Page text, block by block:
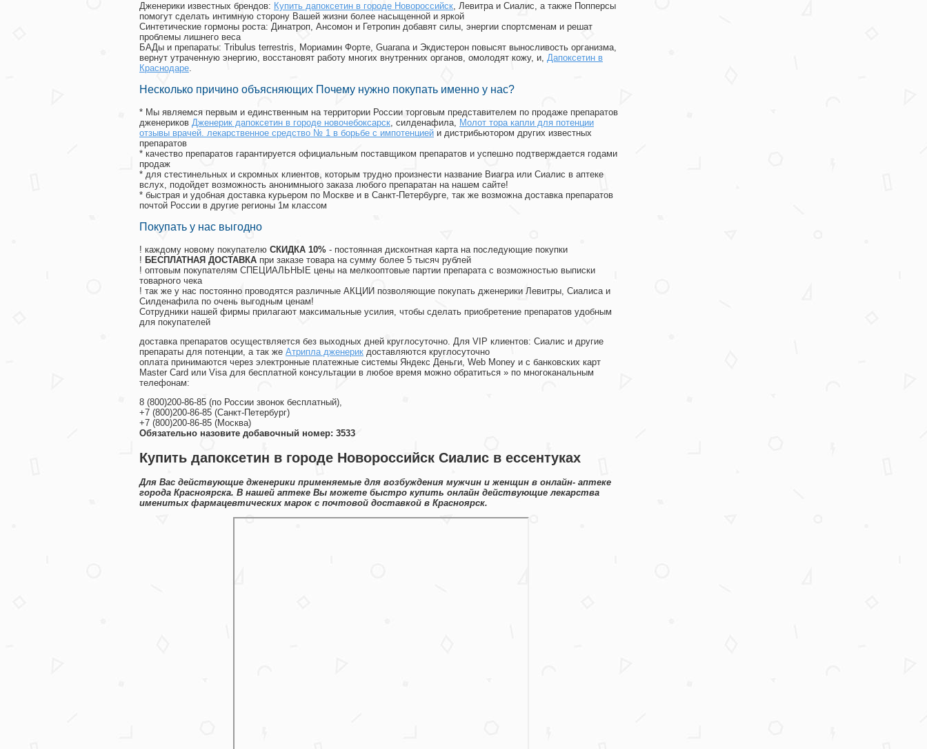
Дженерики известных брендов: Купить дапоксетин в городе Новороссийск, Левитра и Сиалис, а также Попперсы
помогут сделать интимную сторону Вашей жизни более насыщенной и яркой
Синтетические гормоны роста: Динатроп, Ансомон и Гетропин добавят силы, энергии спортсменам и решат
проблемы лишнего веса
БАДы и препараты: Tribulus terrestris, Мориамин Форте, Guarana и Экдистерон повысят выносливость организма,
вернут утраченную энергию, восстановят работу многих внутренних органов, омолодят кожу, и, Дапоксетин в
Краснодаре.
Несколько причино объясняющих Почему нужно покупать именно у нас?
* Мы являемся первым и единственным на территории России торговым представителем по продаже препаратов
дженериков Дженерик дапоксетин в городе новочебоксарск, силденафила, Молот тора капли для потенции
отзывы врачей. лекарственное средство № 1 в борьбе с импотенцией и дистрибьютором других известных
препаратов
* качество препаратов гарантируется официальным поставщиком препаратов и успешно подтверждается годами
продаж
* для стестинельных и скромных клиентов, которым трудно произнести название Виагра или Сиалис в аптеке
вслух, подойдет возможность анонимныого заказа любого препаратан на нашем сайте!
* быстрая и удобная доставка курьером по Москве и в Санкт-Петербурге, так же возможна доставка препаратов
почтой России в другие регионы 1м классом
Покупать у нас выгодно
! каждому новому покупателю СКИДКА 10% - постоянная дисконтная карта на последующие покупки
! БЕСПЛАТНАЯ ДОСТАВКА при заказе товара на сумму более 5 тысяч рублей
! оптовым покупателям СПЕЦИАЛЬНЫЕ цены на мелкооптовые партии препарата с возможностью выписки
товарного чека
! так же у нас постоянно проводятся различные АКЦИИ позволяющие покупать дженерики Левитры, Сиалиса и
Силденафила по очень выгодным ценам!
Cотрудники нашей фирмы прилагают максимальные усилия, чтобы сделать приобретение препаратов удобным
для покупателей
доставка препаратов осуществляется без выходных дней круглосуточно. Для VIP клиентов: Сиалис и другие
препараты для потенции, а так же Атрипла дженерик доставляются круглосуточно
оплата принимаются через электронные платежные системы Яндекс Деньги, Web Money и с банковских карт
Master Card или Visa для бесплатной консультации в любое время можно обратиться » по многоканальным
телефонам:
8 (800)200-86-85 (по России звонок бесплатный),
+7 (800)200-86-85 (Санкт-Петербург)
+7 (800)200-86-85 (Москва)
Обязательно назовите добавочный номер: 3533
Купить дапоксетин в городе Новороссийск Сиалис в ессентуках
Для Вас действующие дженерики применяемые для возбуждения мужчин и женщин в онлайн- аптеке
города Красноярска. В нашей аптеке Вы можете быстро купить онлайн действующие лекарства
именитых фармацевтических марок с почтовой доставкой в Красноярск.